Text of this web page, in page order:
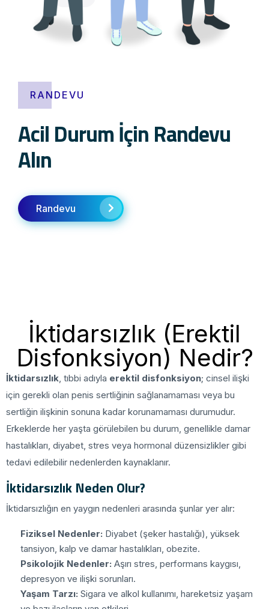
RANDEVU
Acil Durum İçin Randevu
Alın
Randevu
İktidarsızlık (Erektil
Disfonksiyon) Nedir?
İktidarsızlık, tıbbi adıyla erektil disfonksiyon; cinsel ilişki
için gerekli olan penis sertliğinin sağlanamaması veya bu
sertliğin ilişkinin sonuna kadar korunamaması durumudur.
Erkeklerde her yaşta görülebilen bu durum, genellikle damar
hastalıkları, diyabet, stres veya hormonal düzensizlikler gibi
tedavi edilebilir nedenlerden kaynaklanır.
İktidarsızlık Neden Olur?
İktidarsızlığın en yaygın nedenleri arasında şunlar yer alır:
Fiziksel Nedenler: Diyabet (şeker hastalığı), yüksek
tansiyon, kalp ve damar hastalıkları, obezite.
Psikolojik Nedenler: Aşırı stres, performans kaygısı,
depresyon ve ilişki sorunları.
Yaşam Tarzı: Sigara ve alkol kullanımı, hareketsiz yaşam